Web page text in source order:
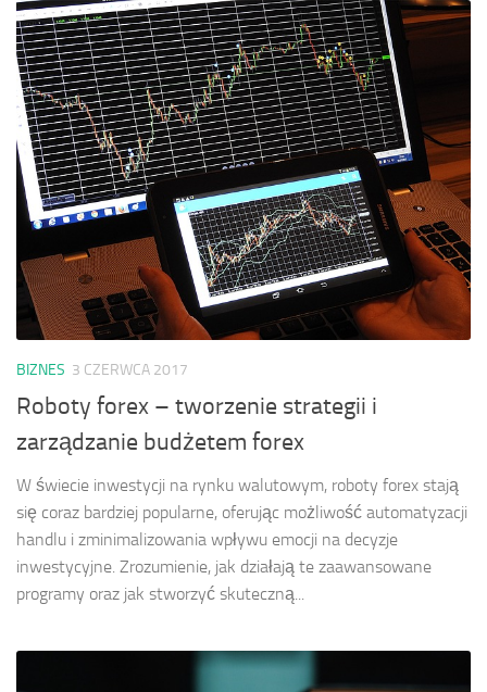
BIZNES 3 CZERWCA 2017
Roboty forex – tworzenie strategii i
zarządzanie budżetem forex
W świecie inwestycji na rynku walutowym, roboty forex stają
się coraz bardziej popularne, oferując możliwość automatyzacji
handlu i zminimalizowania wpływu emocji na decyzje
inwestycyjne. Zrozumienie, jak działają te zaawansowane
programy oraz jak stworzyć skuteczną...